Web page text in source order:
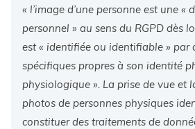
« l’image d’une personne est une «
personnel » au sens du RGPD dès
est « identifiée ou identifiable » par
spécifiques propres à son identité
physiologique ». La prise de vue et
photos de personnes physiques
constituer des traitements de